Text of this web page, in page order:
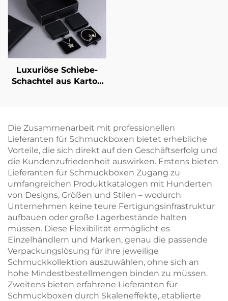
Artpapier-/Karton-
Material – punktuelle
Großhandelsverfügbarkeit
Luxuriöse Schiebe-
Schachtel aus Karton
Bandgriff zur
Verpackung von
Halsketten, Ringen,
Ohrringen und
Armbändern
Die Zusammenarbeit mit professionellen
Lieferanten für Schmuckboxen bietet erhebliche
Vorteile, die sich direkt auf den Geschäftserfolg und
die Kundenzufriedenheit auswirken. Erstens bieten
Lieferanten für Schmuckboxen Zugang zu
umfangreichen Produktkatalogen mit Hunderten
von Designs, Größen und Stilen – wodurch
Unternehmen keine teure Fertigungsinfrastruktur
aufbauen oder große Lagerbestände halten
müssen. Diese Flexibilität ermöglicht es
Einzelhändlern und Marken, genau die passende
Verpackungslösung für ihre jeweilige
Schmuckkollektion auszuwählen, ohne sich an
hohe Mindestbestellmengen binden zu müssen.
Zweitens bieten erfahrene Lieferanten für
Schmuckboxen durch Skaleneffekte, etablierte